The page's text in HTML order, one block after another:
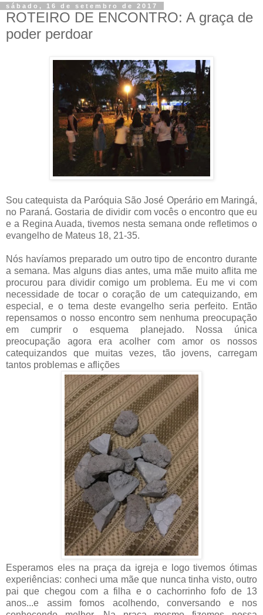
sábado, 16 de setembro de 2017
ROTEIRO DE ENCONTRO: A graça de
poder perdoar
Sou catequista da Paróquia São José Operário em Maringá,
no Paraná. Gostaria de dividir com vocês o encontro que eu
e a Regina Auada, tivemos nesta semana onde refletimos o
evangelho de Mateus 18, 21-35.
Nós havíamos preparado um outro tipo de encontro durante
a semana. Mas alguns dias antes, uma mãe muito aflita me
procurou para dividir comigo um problema. Eu me vi com
necessidade de tocar o coração de um catequizando, em
especial, e o tema deste evangelho seria perfeito. Então
repensamos o nosso encontro sem nenhuma preocupação
em cumprir o esquema planejado. Nossa única
preocupação agora era acolher com amor os nossos
catequizandos que muitas vezes, tão jovens, carregam
tantos problemas e aflições
Esperamos eles na praça da igreja e logo tivemos ótimas
experiências: conheci uma mãe que nunca tinha visto, outro
pai que chegou com a filha e o cachorrinho fofo de 13
anos...e assim fomos acolhendo, conversando e nos